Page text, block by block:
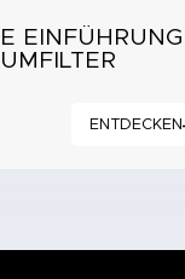
EINFÜHRUNG
ENTDECKEN